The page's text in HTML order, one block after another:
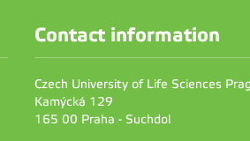
Contact information
Czech University of Life Sciences
Kamýcká 129
165 00 Praha - Suchdol